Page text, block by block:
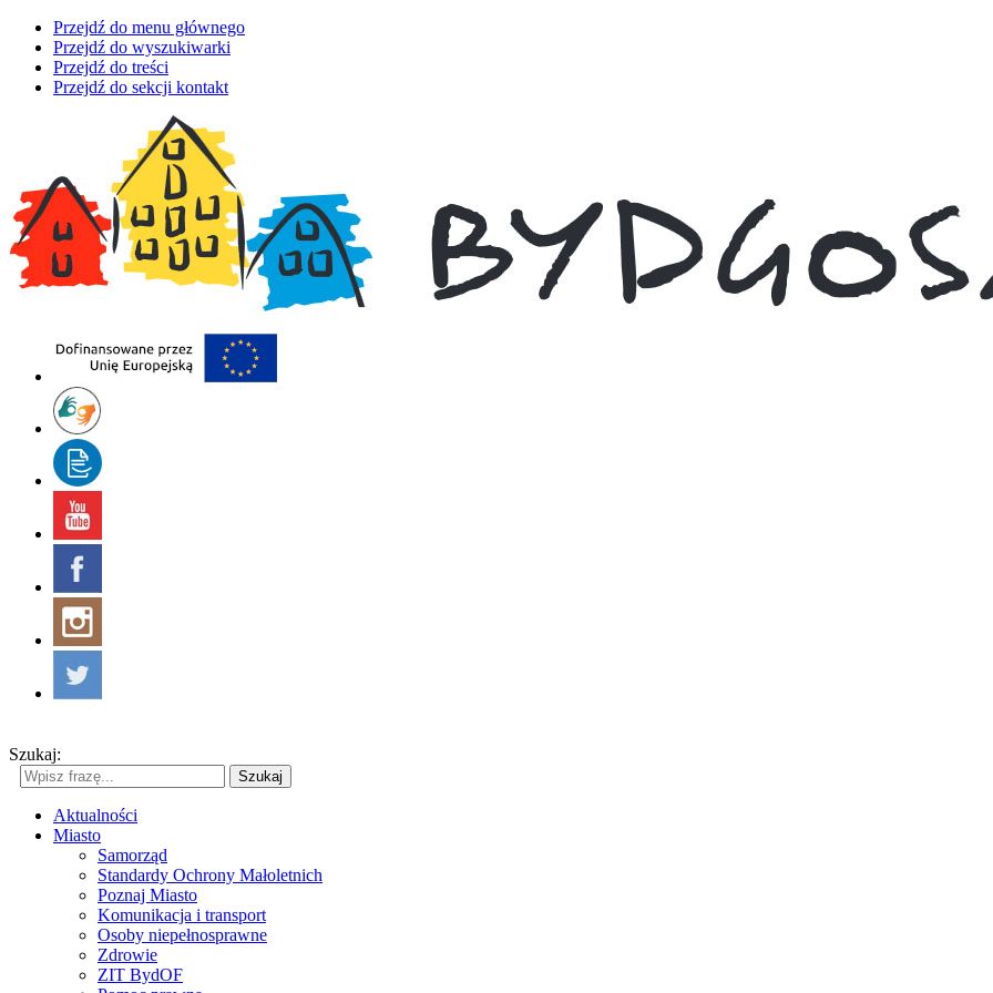
Przejdź do menu głównego
Przejdź do wyszukiwarki
Przejdź do treści
Przejdź do sekcji kontakt
Szukaj:
Szukaj
Aktualności
Miasto
Samorząd
Standardy Ochrony Małoletnich
Poznaj Miasto
Komunikacja i transport
Osoby niepełnosprawne
Zdrowie
ZIT BydOF